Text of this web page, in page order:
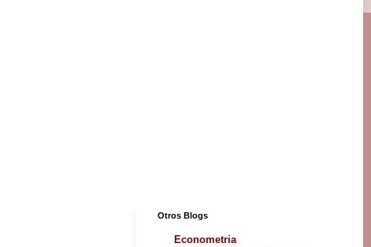
Otros Blogs
Econometria